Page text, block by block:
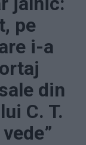
pe
i-a
din
C. T.